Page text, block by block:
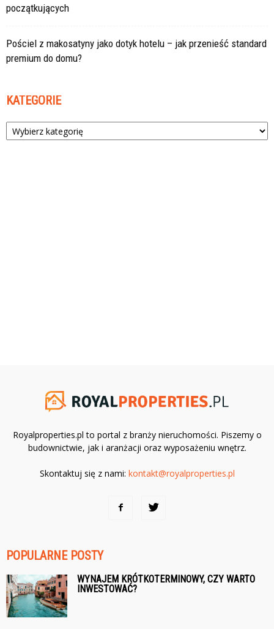
początkujących
Pościel z makosatyny jako dotyk hotelu – jak przenieść standard
premium do domu?
KATEGORIE
Kategorie
Royalproperties.pl to portal z branży nieruchomości. Piszemy o
budownictwie, jak i aranżacji oraz wyposażeniu wnętrz.
Skontaktuj się z nami: kontakt@royalproperties.pl
POPULARNE POSTY
WYNAJEM KRÓTKOTERMINOWY, CZY WARTO
INWESTOWAĆ?